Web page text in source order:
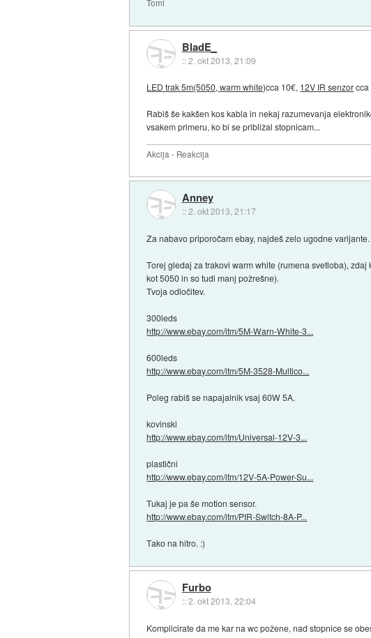
Tomi
BladE_
::2. okt 2013, 21:09
LED trak 5m(5050, warm white)cca 10€, 12V IR senzorcca
Rabiš še kakšen kos kabla in nekaj razumevanja
vsakem primeru, ko bi se približal stopnicam...
Akcija - Reakcija
Anney
::2. okt 2013, 21:17
Za nabavo priporočam ebay, najdeš zelo ugodne varijante.
Torej gledaj za trakovi warm white (rumena svetloba),
kot 5050 in so tudi manj požrešne).
Tvoja odločitev.
300leds
http://www.ebay.com/itm/5M-Warn-White-3...
600leds
http://www.ebay.com/itm/5M-3528-Multico...
Poleg rabiš se napajalnik vsaj 60W 5A.
kovinski
http://www.ebay.com/itm/Universal-12V-3...
plastični
http://www.ebay.com/itm/12V-5A-Power-Su...
Tukaj je pa še motion sensor.
http://www.ebay.com/itm/PIR-Switch-8A-P...
Tako na hitro. :)
Furbo
::2. okt 2013, 22:04
Komplicirate da me kar na wc požene, nad stopnice se